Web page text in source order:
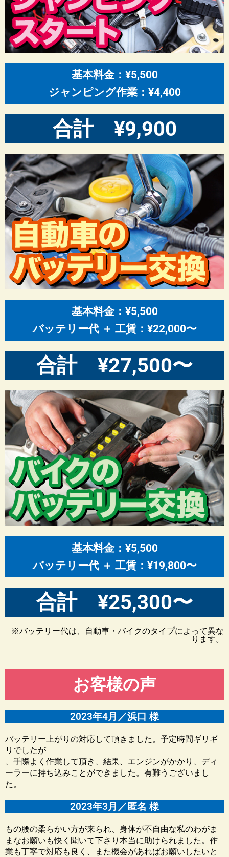
基本料金：¥5,500
ジャンピング作業：¥4,400
合計 ¥9,900
基本料金：¥5,500
バッテリー代 ＋ 工賃：¥22,000〜
合計 ¥27,500〜
基本料金：¥5,500
バッテリー代 ＋ 工賃：¥19,800〜
合計 ¥25,300〜
※バッテリー代は、自動車・バイクのタイプによって異な
ります。
お客様の声
2023年4月／浜口 様
バッテリー上がりの対応して頂きました。予定時間ギリギ
リでしたが
、手際よく作業して頂き、結果、エンジンがかかり、ディ
ーラーに持ち込みことができました。有難うございまし
た。
2023年3月／匿名 様
もの腰の柔らかい方が来られ、身体が不自由な私のわがま
まなお願いも快く聞いて下さり本当に助けられました。作
業も丁寧で対応も良く、また機会があればお願いしたいと